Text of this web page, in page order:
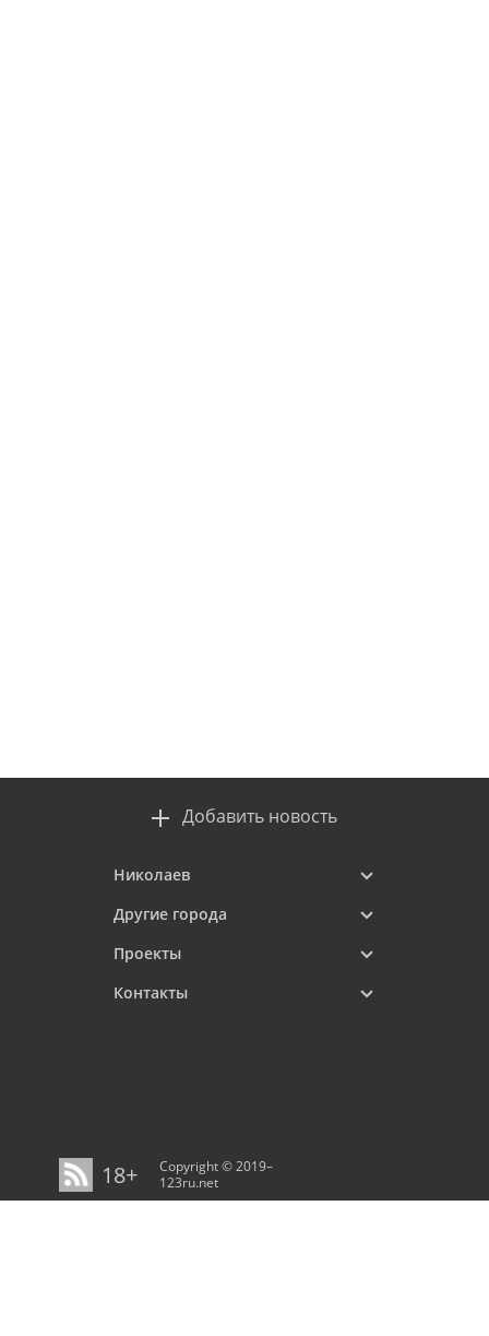
Добавить новость
Николаев
Другие города
Проекты
Контакты
18+
Copyright © 2019–
123ru.net